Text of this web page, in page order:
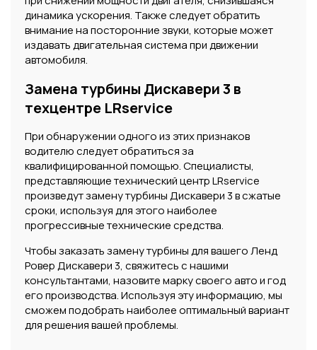
динамика ускорения. Также следует обратить
внимание на посторонние звуки, которые может
издавать двигательная система при движении
автомобиля.
Замена турбины Дискавери 3 в
техцентре LRservice
При обнаружении одного из этих признаков
водителю следует обратиться за
квалифицированной помощью. Специалисты,
представляющие технический центр LRservice
произведут замену турбины Дискавери 3 в сжатые
сроки, используя для этого наиболее
прогрессивные технические средства.
Чтобы заказать замену турбины для вашего Ленд
Ровер Дискавери 3, свяжитесь с нашими
консультантами, назовите марку своего авто и год
его производства. Используя эту информацию, мы
сможем подобрать наиболее оптимальный вариант
для решения вашей проблемы.